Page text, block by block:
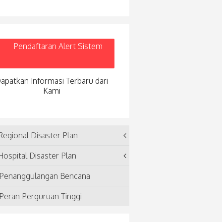
Pendaftaran Alert Sistem
Informasi Terbaru dari
Kami
Disaster Plan
Disaster Plan
Penanggulangan Bencana
Peran Perguruan Tinggi